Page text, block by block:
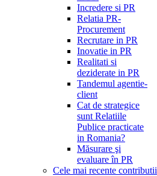
Incredere si PR
Relatia PR-
Procurement
Recrutare in PR
Inovatie in PR
Realitati si
deziderate in PR
Tandemul agentie-
client
Cat de strategice
sunt Relatiile
Publice practicate
in Romania?
Măsurare şi
evaluare în PR
Cele mai recente contributii